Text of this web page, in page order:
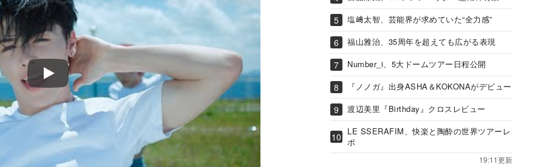
塩﨑太智、芸能界が求めていた“全力感”
福山雅治、35周年を超えても広がる表現
Number_i、5大ドームツアー日程公開
『ノノガ』出身ASHA＆KOKONAがデビュー
渡辺美里『Birthday』クロスレビュー
LE SSERAFIM、快楽と陶酔の世界ツアーレ
ポ
19:11更新